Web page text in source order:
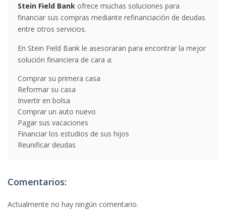
Stein Field Bank ofrece muchas soluciones para
financiar sus compras mediante refinanciación de deudas
entre otros servicios.
En Stein Field Bank le asesoraran para encontrar la mejor
solución financiera de cara a:
Comprar su primera casa
Reformar su casa
Invertir en bolsa
Comprar un auto nuevo
Pagar sus vacaciones
Financiar los estudios de sus hijos
Reunificar deudas
Comentarios:
Actualmente no hay ningún comentario.